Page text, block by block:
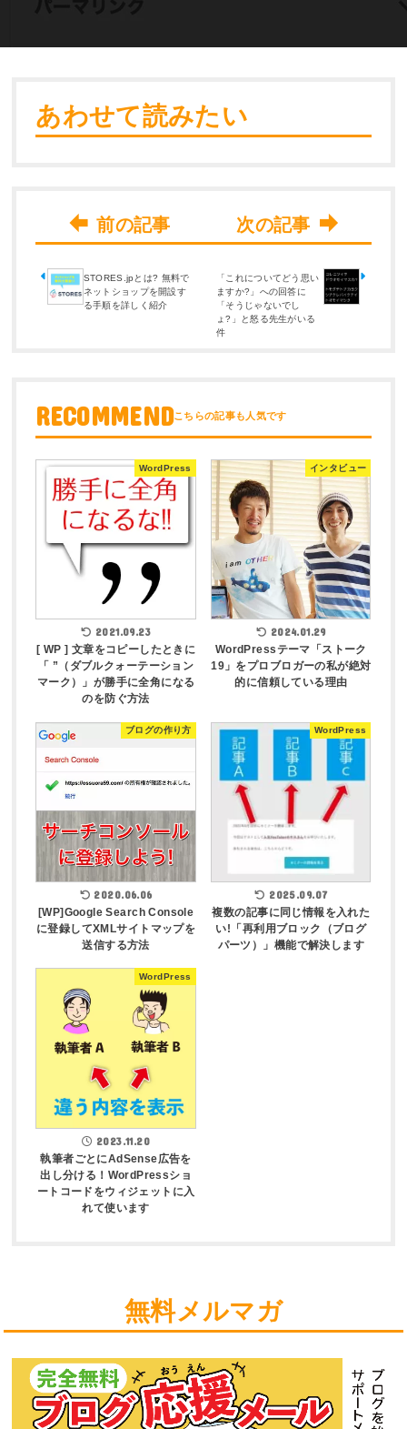
あわせて読みたい
STORES.jpとは? 無料で
ネットショップを開設す
る手順を詳しく紹介
「これについてどう思い
ますか?」への回答に
「そうじゃないでし
ょ?」と怒る先生がいる
件
RECOMMEND
WordPress
2021.09.23
[ WP ] 文章をコピーしたときに
「 ”（ダブルクォーテーション
マーク）」が勝手に全角になる
のを防ぐ方法
インタビュー
2024.01.29
WordPressテーマ「ストーク
19」をプロブロガーの私が絶対
的に信頼している理由
ブログの作り方
2020.06.06
[WP]Google Search Console
に登録してXMLサイトマップを
送信する方法
WordPress
2025.09.07
複数の記事に同じ情報を入れた
い!「再利用ブロック（ブログ
パーツ）」機能で解決します
WordPress
2023.11.20
執筆者ごとにAdSense広告を
出し分ける！WordPressショ
ートコードをウィジェットに入
れて使います
無料メルマガ